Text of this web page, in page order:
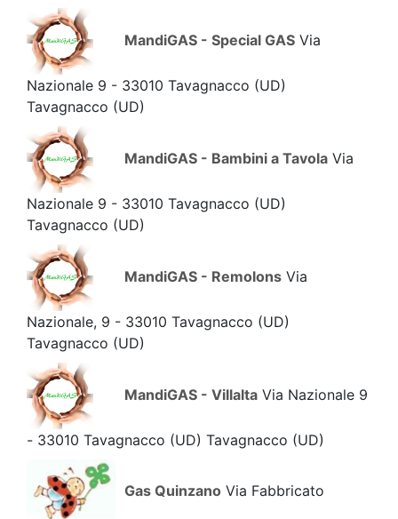
MandiGAS - Special GAS Via
Nazionale 9 - 33010 Tavagnacco (UD)
Tavagnacco (UD)
MandiGAS - Bambini a Tavola Via
Nazionale 9 - 33010 Tavagnacco (UD)
Tavagnacco (UD)
MandiGAS - Remolons Via
Nazionale, 9 - 33010 Tavagnacco (UD)
Tavagnacco (UD)
MandiGAS - Villalta Via Nazionale 9
- 33010 Tavagnacco (UD) Tavagnacco (UD)
Gas Quinzano Via Fabbricato